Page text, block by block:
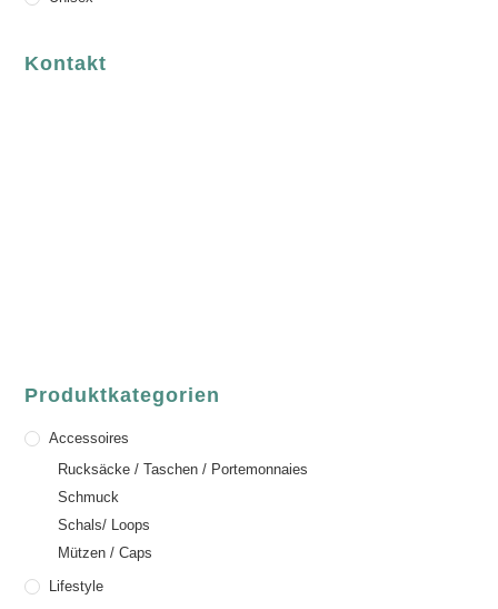
Kontakt
Produktkategorien
Accessoires
Rucksäcke / Taschen / Portemonnaies
Schmuck
Schals/ Loops
Mützen / Caps
Lifestyle